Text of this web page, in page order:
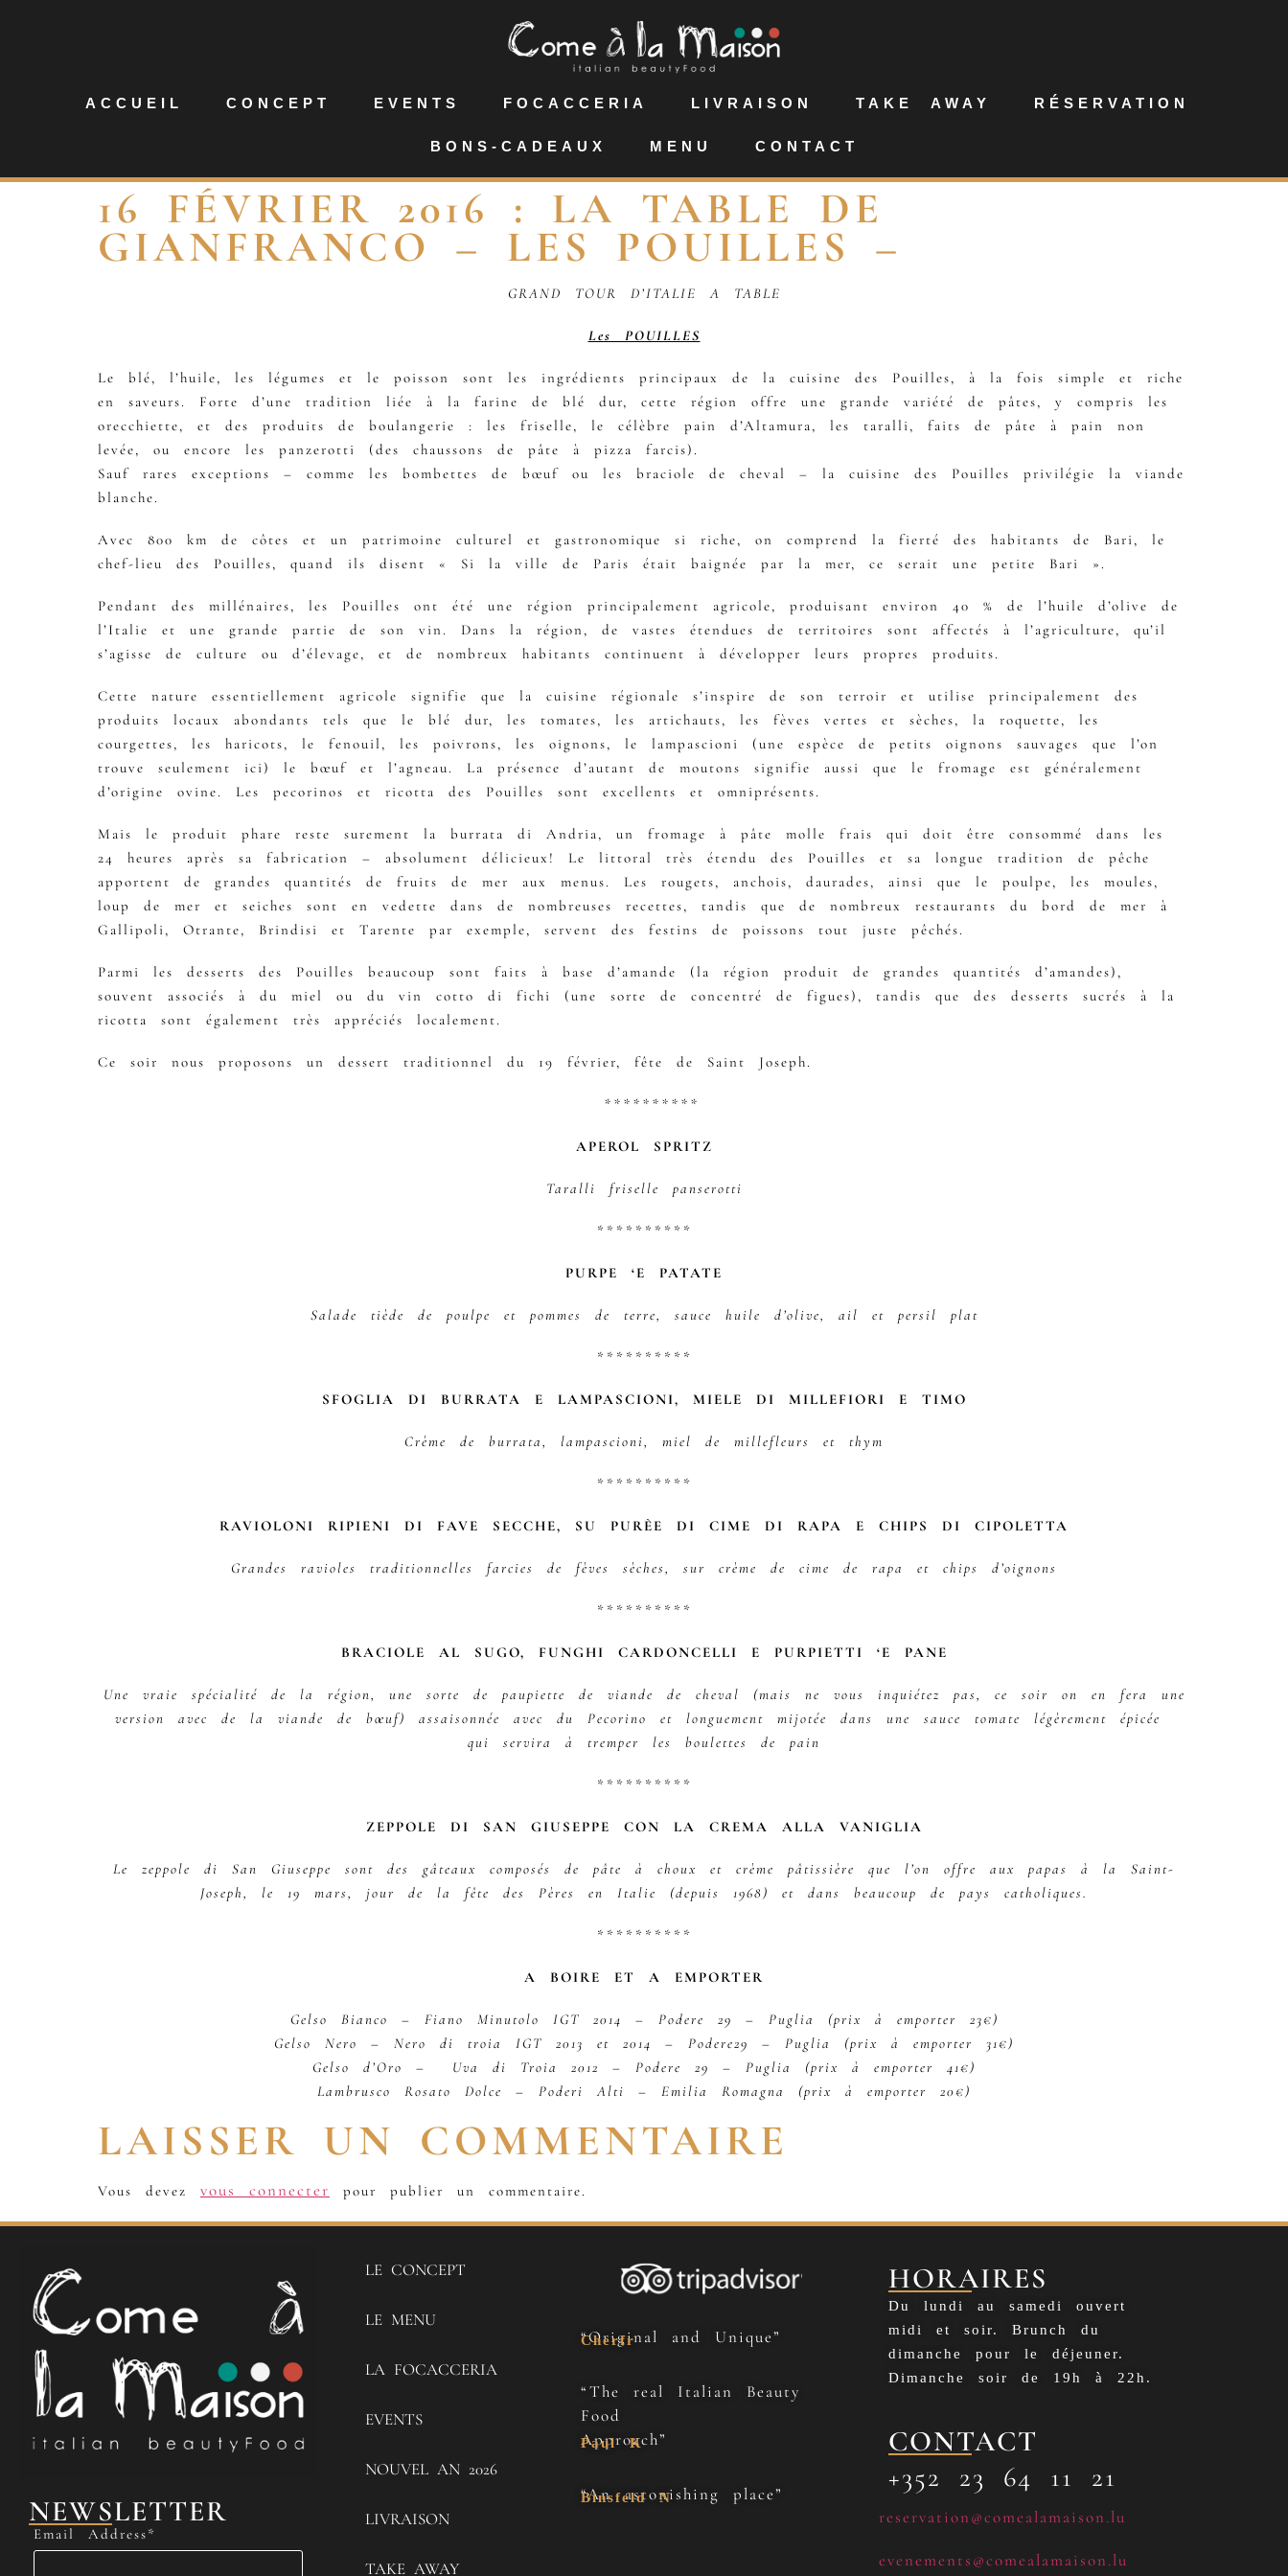
ACCUEIL CONCEPT EVENTS FOCACCERIA LIVRAISON TAKE AWAY RÉSERVATION
BONS-CADEAUX MENU CONTACT
16 FÉVRIER 2016 : LA TABLE DE
GIANFRANCO – LES POUILLES –
GRAND TOUR D’ITALIE A TABLE
Les POUILLES
Le blé, l’huile, les légumes et le poisson sont les ingrédients principaux de la cuisine des Pouilles, à la fois simple et riche
en saveurs. Forte d’une tradition liée à la farine de blé dur, cette région offre une grande variété de pâtes, y compris les
orecchiette, et des produits de boulangerie : les friselle, le célèbre pain d’Altamura, les taralli, faits de pâte à pain non
levée, ou encore les panzerotti (des chaussons de pâte à pizza farcis).
Sauf rares exceptions – comme les bombettes de bœuf ou les braciole de cheval – la cuisine des Pouilles privilégie la viande
blanche.
Avec 800 km de côtes et un patrimoine culturel et gastronomique si riche, on comprend la fierté des habitants de Bari, le
chef-lieu des Pouilles, quand ils disent « Si la ville de Paris était baignée par la mer, ce serait une petite Bari ».
Pendant des millénaires, les Pouilles ont été une région principalement agricole, produisant environ 40 % de l’huile d’olive de
l’Italie et une grande partie de son vin. Dans la région, de vastes étendues de territoires sont affectés à l’agriculture, qu’il
s’agisse de culture ou d’élevage, et de nombreux habitants continuent à développer leurs propres produits.
Cette nature essentiellement agricole signifie que la cuisine régionale s’inspire de son terroir et utilise principalement des
produits locaux abondants tels que le blé dur, les tomates, les artichauts, les fèves vertes et sèches, la roquette, les
courgettes, les haricots, le fenouil, les poivrons, les oignons, le lampascioni (une espèce de petits oignons sauvages que l’on
trouve seulement ici) le bœuf et l’agneau. La présence d’autant de moutons signifie aussi que le fromage est généralement
d’origine ovine. Les pecorinos et ricotta des Pouilles sont excellents et omniprésents.
Mais le produit phare reste surement la burrata di Andria, un fromage à pâte molle frais qui doit être consommé dans les
24 heures après sa fabrication – absolument délicieux! Le littoral très étendu des Pouilles et sa longue tradition de pêche
apportent de grandes quantités de fruits de mer aux menus. Les rougets, anchois, daurades, ainsi que le poulpe, les moules,
loup de mer et seiches sont en vedette dans de nombreuses recettes, tandis que de nombreux restaurants du bord de mer à
Gallipoli, Otrante, Brindisi et Tarente par exemple, servent des festins de poissons tout juste pêchés.
Parmi les desserts des Pouilles beaucoup sont faits à base d’amande (la région produit de grandes quantités d’amandes),
souvent associés à du miel ou du vin cotto di fichi (une sorte de concentré de figues), tandis que des desserts sucrés à la
ricotta sont également très appréciés localement.
Ce soir nous proposons un dessert traditionnel du 19 février, fête de Saint Joseph.
**********
APEROL SPRITZ
Taralli friselle panserotti
**********
PURPE ‘E PATATE
Salade tiède de poulpe et pommes de terre, sauce huile d’olive, ail et persil plat
**********
SFOGLIA DI BURRATA E LAMPASCIONI, MIELE DI MILLEFIORI E TIMO
Crème de burrata, lampascioni, miel de millefleurs et thym
**********
RAVIOLONI RIPIENI DI FAVE SECCHE, SU PURÈE DI CIME DI RAPA E CHIPS DI CIPOLETTA
Grandes ravioles traditionnelles farcies de fèves sèches, sur crème de cime de rapa et chips d’oignons
**********
BRACIOLE AL SUGO, FUNGHI CARDONCELLI E PURPIETTI ‘E PANE
Une vraie spécialité de la région, une sorte de paupiette de viande de cheval (mais ne vous inquiétez pas, ce soir on en fera une
version avec de la viande de bœuf) assaisonnée avec du Pecorino et longuement mijotée dans une sauce tomate légèrement épicée
qui servira à tremper les boulettes de pain
**********
ZEPPOLE DI SAN GIUSEPPE CON LA CREMA ALLA VANIGLIA
Le zeppole di San Giuseppe sont des gâteaux composés de pâte à choux et crème pâtissière que l’on offre aux papas à la Saint-
Joseph, le 19 mars, jour de la fête des Pères en Italie (depuis 1968) et dans beaucoup de pays catholiques.
**********
A BOIRE ET A EMPORTER
Gelso Bianco – Fiano Minutolo IGT 2014 – Podere 29 – Puglia (prix à emporter 23€)
Gelso Nero – Nero di troia IGT 2013 et 2014 – Podere29 – Puglia (prix à emporter 31€)
Gelso d’Oro – Uva di Troia 2012 – Podere 29 – Puglia (prix à emporter 41€)
Lambrusco Rosato Dolce – Poderi Alti – Emilia Romagna (prix à emporter 20€)
LAISSER UN COMMENTAIRE
Vous devez vous connecter pour publier un commentaire.
NEWSLETTER
Email Address*
LE CONCEPT
LE MENU
LA FOCACCERIA
EVENTS
NOUVEL AN 2026
LIVRAISON
TAKE AWAY
“Original and Unique”
Cherfr
“The real Italian Beauty
Food
Approach”
Paul K
“An astonishing place”
Binsfeld N
HORAIRES
Du lundi au samedi ouvert
midi et soir. Brunch du
dimanche pour le déjeuner.
Dimanche soir de 19h à 22h.
CONTACT
+352 23 64 11 21
reservation@comealamaison.lu
evenements@comealamaison.lu